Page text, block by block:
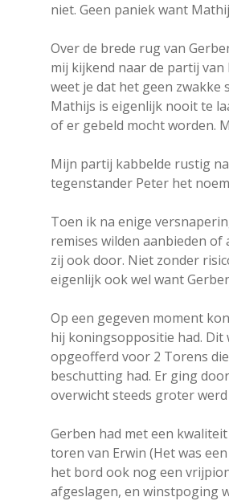
niet. Geen paniek want
Over de brede rug van
mij kijkend naar de partij van
weet je dat het geen zwakke
Mathijs is eigenlijk nooit te
of er gebeld mocht worden.
Mijn partij kabbelde rustig
tegenstander Peter het
Toen ik na enige
remises wilden aanbieden of
zij ook door. Niet zonder
eigenlijk ook wel want
Op een gegeven moment
hij koningsoppositie had. Dit
opgeofferd voor 2 Torens
beschutting had. Er ging
overwicht steeds groter
Gerben had met een
toren van Erwin (Het was
het bord ook nog een
afgeslagen, en winstpoging